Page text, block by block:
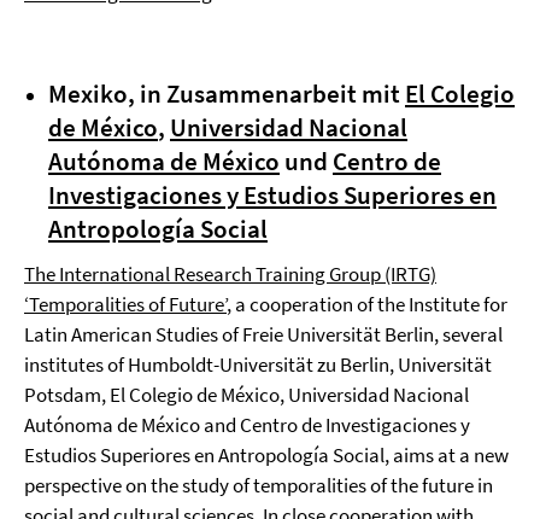
Mexiko, in Zusammenarbeit mitEl Colegio
de México, Universidad Nacional
Autónoma de México und Centro de
Investigaciones y Estudios Superiores en
Antropología Social
The International Research Training Group (IRTG)
‘Temporalities of Future’, a cooperation of the Institute for
Latin American Studies of Freie Universität Berlin, several
institutes of Humboldt-Universität zu Berlin, Universität
Potsdam, El Colegio de México, Universidad Nacional
Autónoma de México and Centro de Investigaciones y
Estudios Superiores en Antropología Social, aims at a new
perspective on the study of temporalities of the future in